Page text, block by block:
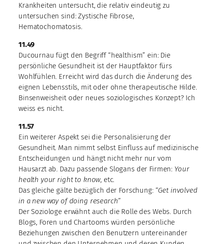
Krankheiten untersucht, die relativ eindeutig zu
untersuchen sind: Zystische Fibrose,
Hematochomatosis.
11.49
Ducournau fügt den Begriff “healthism” ein: Die
persönliche Gesundheit ist der Hauptfaktor fürs
Wohlfühlen. Erreicht wird das durch die Änderung des
eignen Lebensstils, mit oder ohne therapeutische Hilde.
Binsenweisheit oder neues soziologisches Konzept? Ich
weiss es nicht.
11.57
Ein weiterer Aspekt sei die Personalisierung der
Gesundheit. Man nimmt selbst Einfluss auf medizinische
Entscheidungen und hängt nicht mehr nur vom
Hausarzt ab. Dazu passende Slogans der Firmen: Your
health your right to know, etc.
Das gleiche gälte bezüglich der Forschung: “Get involved
in a new way of doing research”
Der Soziologe erwähnt auch die Rolle des Webs. Durch
Blogs, Foren und Chartooms würden persönliche
Beziehungen zwischen den Benutzern untereinander